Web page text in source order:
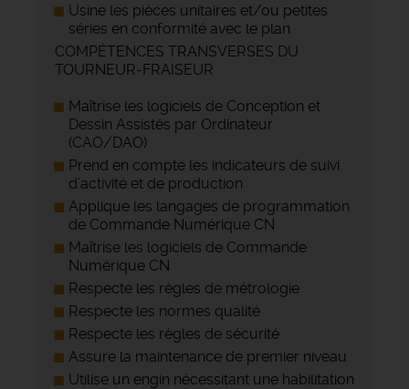
Usine les pièces unitaires et/ou petites
séries en conformité avec le plan
COMPÉTENCES TRANSVERSES DU
TOURNEUR-FRAISEUR
Maîtrise les logiciels de Conception et
Dessin Assistés par Ordinateur
(CAO/DAO)
Prend en compte les indicateurs de suivi
d’activité et de production
Applique les langages de programmation
de Commande Numérique CN
Maîtrise les logiciels de Commande
Numérique CN
Respecte les règles de métrologie
Respecte les normes qualité
Respecte les règles de sécurité
Assure la maintenance de premier niveau
Utilise un engin nécessitant une habilitation